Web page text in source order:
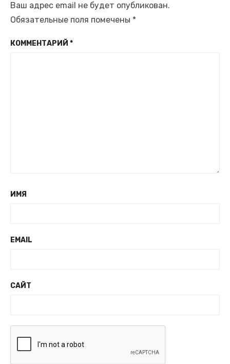
Ваш адрес email не будет опубликован.
Обязательные поля помечены *
КОММЕНТАРИЙ *
ИМЯ
EMAIL
САЙТ